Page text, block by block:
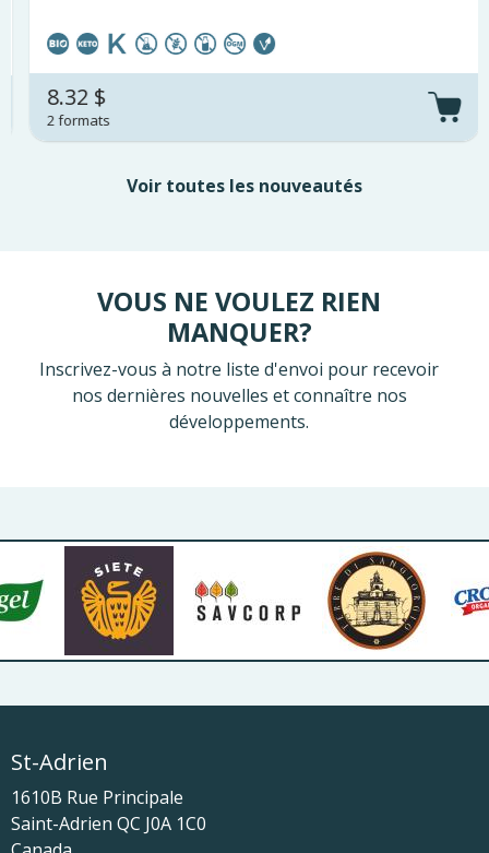
8.32 $
2 formats
Voir toutes les nouveautés
VOUS NE VOULEZ RIEN
MANQUER?
Inscrivez-vous à notre liste d'envoi pour recevoir
nos dernières nouvelles et connaître nos
développements.
St-Adrien
1610B Rue Principale
Saint-Adrien QC J0A 1C0